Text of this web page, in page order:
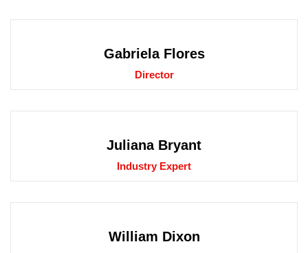
Gabriela Flores
Director
Juliana Bryant
Industry Expert
William Dixon